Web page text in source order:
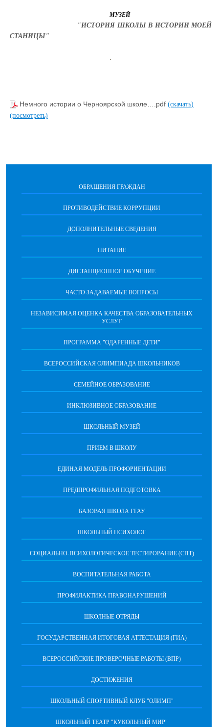
МУЗЕЙ
"ИСТОРИЯ ШКОЛЫ В ИСТОРИИ МОЕЙ
СТАНИЦЫ"
.
Немного истории о Черноярской школе….pdf (скачать)
(посмотреть)
ОБРАЩЕНИЯ ГРАЖДАН
ПРОТИВОДЕЙСТВИЕ КОРРУПЦИИ
ДОПОЛНИТЕЛЬНЫЕ СВЕДЕНИЯ
ПИТАНИЕ
ДИСТАНЦИОННОЕ ОБУЧЕНИЕ
ЧАСТО ЗАДАВАЕМЫЕ ВОПРОСЫ
НЕЗАВИСИМАЯ ОЦЕНКА КАЧЕСТВА ОБРАЗОВАТЕЛЬНЫХ
УСЛУГ
ПРОГРАММА "ОДАРЕННЫЕ ДЕТИ"
ВСЕРОССИЙСКАЯ ОЛИМПИАДА ШКОЛЬНИКОВ
СЕМЕЙНОЕ ОБРАЗОВАНИЕ
ИНКЛЮЗИВНОЕ ОБРАЗОВАНИЕ
ШКОЛЬНЫЙ МУЗЕЙ
ПРИЕМ В ШКОЛУ
ЕДИНАЯ МОДЕЛЬ ПРОФОРИЕНТАЦИИ
ПРЕДПРОФИЛЬНАЯ ПОДГОТОВКА
БАЗОВАЯ ШКОЛА ГГАУ
ШКОЛЬНЫЙ ПСИХОЛОГ
СОЦИАЛЬНО-ПСИХОЛОГИЧЕСКОЕ ТЕСТИРОВАНИЕ (СПТ)
ВОСПИТАТЕЛЬНАЯ РАБОТА
ПРОФИЛАКТИКА ПРАВОНАРУШЕНИЙ
ШКОЛНЫЕ ОТРЯДЫ
ГОСУДАРСТВЕННАЯ ИТОГОВАЯ АТТЕСТАЦИЯ (ГИА)
ВСЕРОССИЙСКИЕ ПРОВЕРОЧНЫЕ РАБОТЫ (ВПР)
ДОСТИЖЕНИЯ
ШКОЛЬНЫЙ СПОРТИВНЫЙ КЛУБ "ОЛИМП"
ШКОЛЬНЫЙ ТЕАТР "КУКОЛЬНЫЙ МИР"